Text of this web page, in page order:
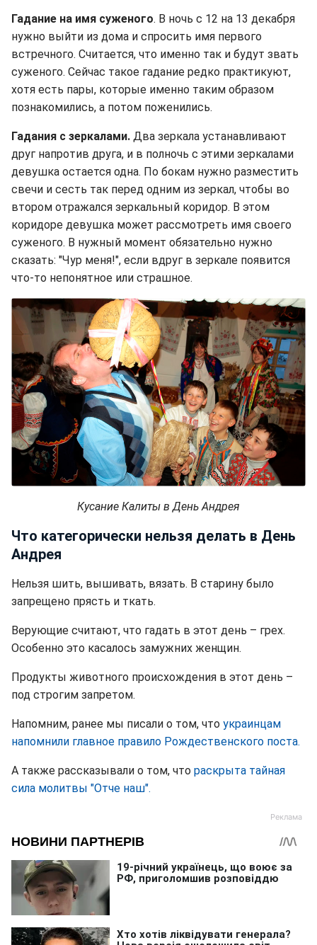
Гадание на имя суженого. В ночь с 12 на 13 декабря
нужно выйти из дома и спросить имя первого
встречного. Считается, что именно так и будут звать
суженого. Сейчас такое гадание редко практикуют,
хотя есть пары, которые именно таким образом
познакомились, а потом поженились.
Гадания с зеркалами. Два зеркала устанавливают
друг напротив друга, и в полночь с этими зеркалами
девушка остается одна. По бокам нужно разместить
свечи и сесть так перед одним из зеркал, чтобы во
втором отражался зеркальный коридор. В этом
коридоре девушка может рассмотреть имя своего
суженого. В нужный момент обязательно нужно
сказать: "Чур меня!", если вдруг в зеркале появится
что-то непонятное или страшное.
Кусание Калиты в День Андрея
Что категорически нельзя делать в День
Андрея
Нельзя шить, вышивать, вязать. В старину было
запрещено прясть и ткать.
Верующие считают, что гадать в этот день – грех.
Особенно это касалось замужних женщин.
Продукты животного происхождения в этот день –
под строгим запретом.
Напомним, ранее мы писали о том, что украинцам
напомнили главное правило Рождественского поста.
А также рассказывали о том, что раскрыта тайная
сила молитвы "Отче наш".